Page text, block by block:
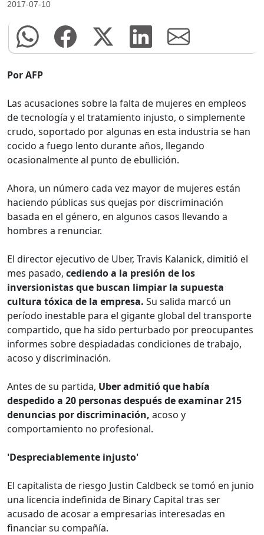
2017-07-10
Por AFP
Las acusaciones sobre la falta de mujeres en empleos
de tecnología y el tratamiento injusto, o simplemente
crudo, soportado por algunas en esta industria se han
cocido a fuego lento durante años, llegando
ocasionalmente al punto de ebullición.
Ahora, un número cada vez mayor de mujeres están
haciendo públicas sus quejas por discriminación
basada en el género, en algunos casos llevando a
hombres a renunciar.
El director ejecutivo de Uber, Travis Kalanick, dimitió el
mes pasado, cediendo a la presión de los
inversionistas que buscan limpiar la supuesta
cultura tóxica de la empresa. Su salida marcó un
período inestable para el gigante global del transporte
compartido, que ha sido perturbado por preocupantes
informes sobre despiadadas condiciones de trabajo,
acoso y discriminación.
Antes de su partida, Uber admitió que había
despedido a 20 personas después de examinar 215
denuncias por discriminación, acoso y
comportamiento no profesional.
'Despreciablemente injusto'
El capitalista de riesgo Justin Caldbeck se tomó en junio
una licencia indefinida de Binary Capital tras ser
acusado de acosar a empresarias interesadas en
financiar su compañía.